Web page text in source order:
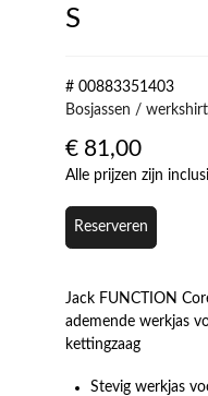
S
# 00883351403
Bosjassen /
€ 81,00
Alle prijzen zijn
Reserveren
Jack FUNCTION
ademende werkjas
kettingzaag
Stevig werkjas